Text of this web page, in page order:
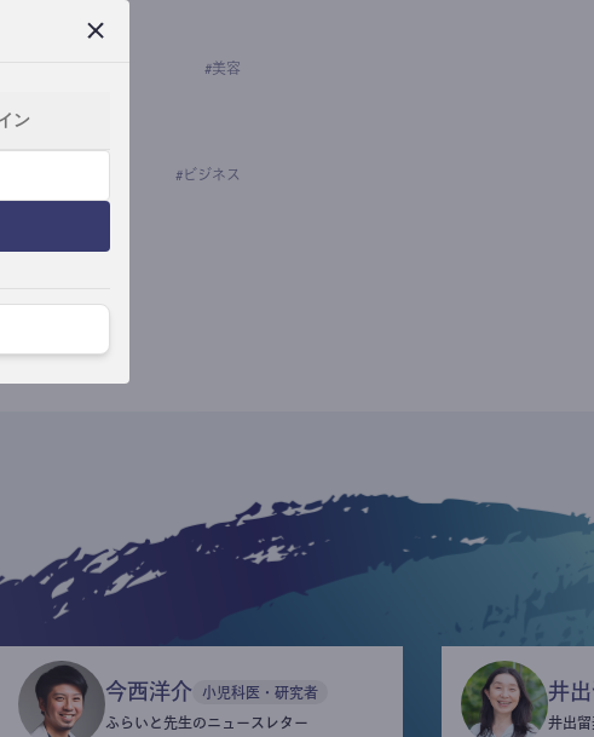
ン
膚科学の研究者）
#美容
# ビジネス
今西洋介 小児科医・研究者
ふらいと先生のニュースレター
井
井出